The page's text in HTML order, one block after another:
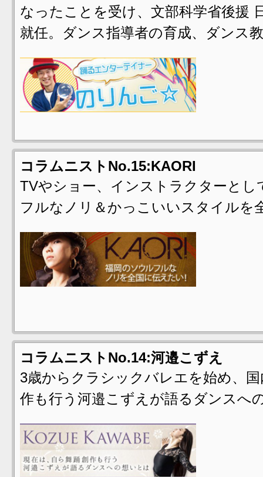
なったことを受け、文部科学省後援
就任。ダンス指導者の育成、ダンス
コラムニストNo.15:KAORI
TVやショー、インストラクターとし
フルなノリ＆かっこいいスタイルを
コラムニストNo.14:河邉こずえ
3歳からクラシックバレエを始め、
作も行う河邉こずえが語るダンスへ